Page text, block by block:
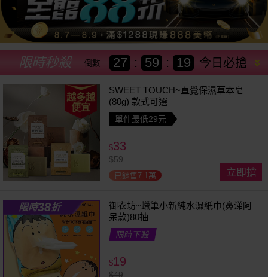
今日必搶
限時秒殺 倒數 27 : 59 : 16
越多越
便宜
SWEET TOUCH~直覺保濕草本皂
(80g) 款式可選
單件最低29元
$33
$59
已銷售7.1萬 立即搶
限時38折
御衣坊~蠟筆小新純水濕紙巾(鼻涕阿
呆款)80抽
限時下殺
$19
$49